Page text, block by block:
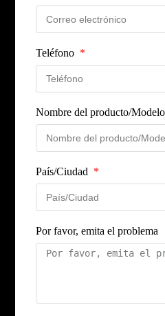
Teléfono
Nombre del producto/Modelo
País/Ciudad
Por favor, emita el problema